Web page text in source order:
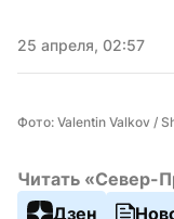
25 апреля, 02:57
Фото: Valentin Valkov /
Читать «Север-
Дзен